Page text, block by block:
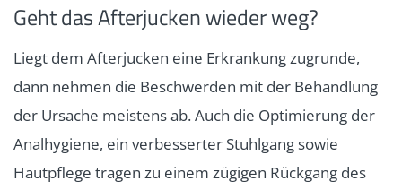
Geht das Afterjucken wieder weg?
Liegt dem Afterjucken eine Erkrankung zugrunde,
dann nehmen die Beschwerden mit der Behandlung
der Ursache meistens ab. Auch die Optimierung der
Analhygiene, ein verbesserter Stuhlgang sowie
Hautpflege tragen zu einem zügigen Rückgang des